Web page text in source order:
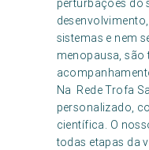
perturbações do
sistemas e nem
menopausa,
Na Rede Trofa
personalizado,
científica. O
todas etapas da